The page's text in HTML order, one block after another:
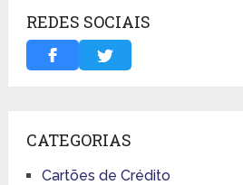
REDES SOCIAIS
CATEGORIAS
Cartões de Crédito